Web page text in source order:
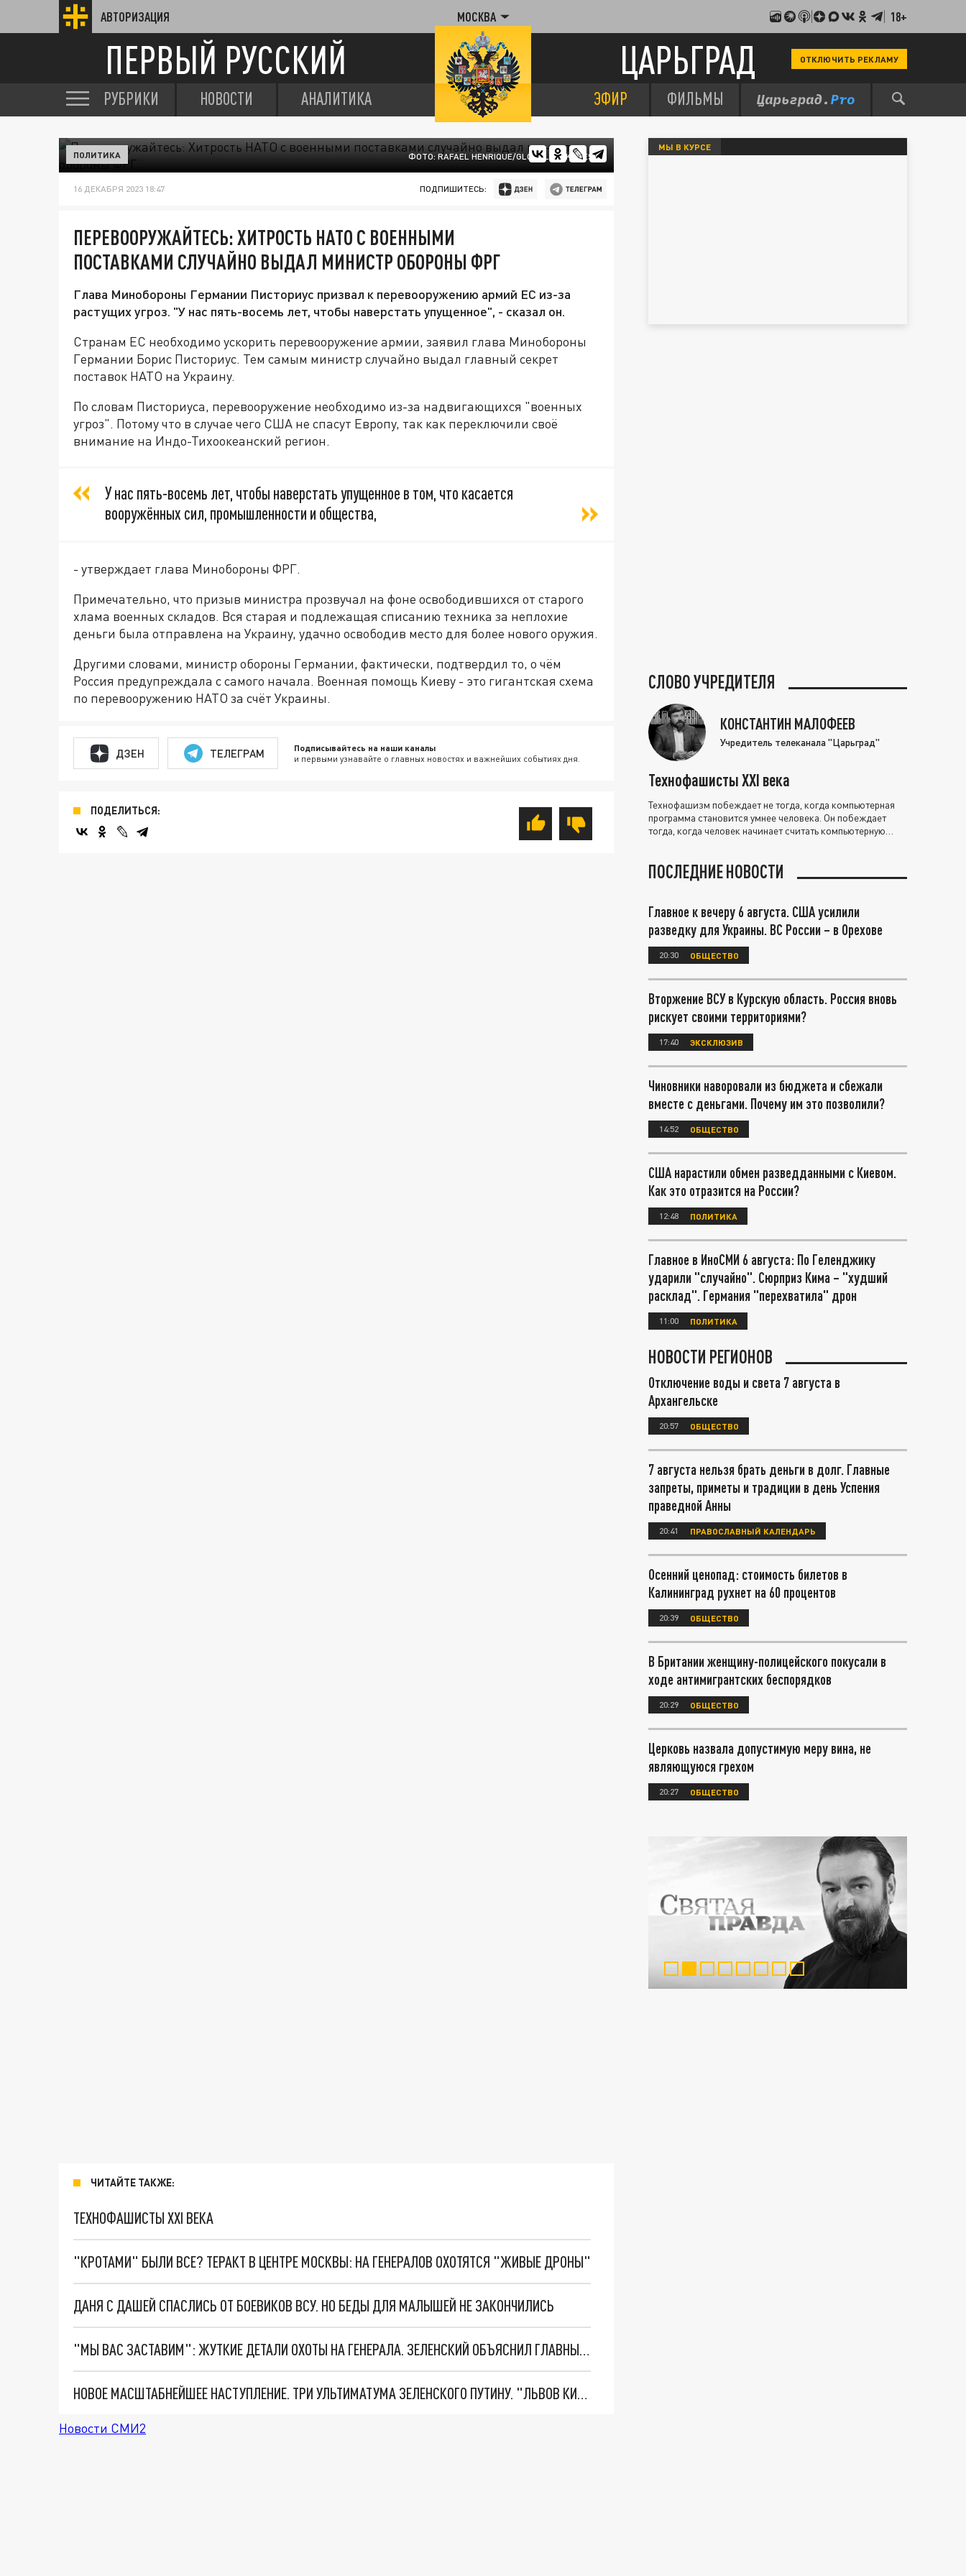
АВТОРИЗАЦИЯ МОСКВА 18+
ПЕРВЫЙ РУССКИЙ ЦАРЬГРАД ОТКЛЮЧИТЬ РЕКЛАМУ
РУБРИКИ НОВОСТИ АНАЛИТИКА ЭФИР ФИЛЬМЫ
ФОТО: RAFAEL HENRIQUE/GLOBALLOOKPRESS
ПОЛИТИКА
16 ДЕКАБРЯ 2023 18:47 ПОДПИШИТЕСЬ:
ПЕРЕВООРУЖАЙТЕСЬ: ХИТРОСТЬ НАТО С ВОЕННЫМИ
ПОСТАВКАМИ СЛУЧАЙНО ВЫДАЛ МИНИСТР ОБОРОНЫ ФРГ
Глава Минобороны Германии Писториус призвал к перевооружению армий ЕС из-за
растущих угроз. "У нас пять-восемь лет, чтобы наверстать упущенное", - сказал он.
Странам ЕС необходимо ускорить перевооружение армии, заявил глава Минобороны
Германии Борис Писториус. Тем самым министр случайно выдал главный секрет
поставок НАТО на Украину.
По словам Писториуса, перевооружение необходимо из-за надвигающихся "военных
угроз". Потому что в случае чего США не спасут Европу, так как переключили своё
внимание на Индо-Тихоокеанский регион.
У нас пять-восемь лет, чтобы наверстать упущенное в том, что касается
вооружённых сил, промышленности и общества,
- утверждает глава Минобороны ФРГ.
Примечательно, что призыв министра прозвучал на фоне освободившихся от старого
хлама военных складов. Вся старая и подлежащая списанию техника за неплохие
деньги была отправлена на Украину, удачно освободив место для более нового оружия.
Другими словами, министр обороны Германии, фактически, подтвердил то, о чём
Россия предупреждала с самого начала. Военная помощь Киеву - это гигантская схема
по перевооружению НАТО за счёт Украины.
ДЗЕН ТЕЛЕГРАМ Подписывайтесь на наши каналы
и первыми узнавайте о главных новостях и важнейших событиях дня.
ПОДЕЛИТЬСЯ:
ЧИТАЙТЕ ТАКЖЕ:
ТЕХНОФАШИСТЫ XXI ВЕКА
"КРОТАМИ" БЫЛИ ВСЕ? ТЕРАКТ В ЦЕНТРЕ МОСКВЫ: НА ГЕНЕРАЛОВ ОХОТЯТСЯ "ЖИВЫЕ ДРОНЫ"
ДАНЯ С ДАШЕЙ СПАСЛИСЬ ОТ БОЕВИКОВ ВСУ. НО БЕДЫ ДЛЯ МАЛЫШЕЙ НЕ ЗАКОНЧИЛИСЬ
"МЫ ВАС ЗАСТАВИМ": ЖУТКИЕ ДЕТАЛИ ОХОТЫ НА ГЕНЕРАЛА. ЗЕЛЕНСКИЙ ОБЪЯСНИЛ ГЛАВНЫЙ СМЫСЛ ТЕРАКТА В ЦЕНТРЕ МОСКВЫ
НОВОЕ МАСШТАБНЕЙШЕЕ НАСТУПЛЕНИЕ. ТРИ УЛЬТИМАТУМА ЗЕЛЕНСКОГО ПУТИНУ. "ЛЬВОВ КИМА" ПОСТАВЯТ НА ПВО? ГЛОБАЛЬНЫЙ ПРОРЫВ ПОД ЗАПОРОЖЬЕМ
Новости СМИ2
МЫ В КУРСЕ
СЛОВО УЧРЕДИТЕЛЯ
КОНСТАНТИН МАЛОФЕЕВ
Учредитель телеканала "Царьград"
Технофашисты XXI века
Технофашизм побеждает не тогда, когда компьютерная
программа становится умнее человека. Он побеждает
тогда, когда человек начинает считать компьютерную
ПОСЛЕДНИЕ НОВОСТИ
Главное к вечеру 6 августа. США усилили
разведку для Украины. ВС России – в Орехове
20:30 ОБЩЕСТВО
Вторжение ВСУ в Курскую область. Россия вновь
рискует своими территориями?
17:40 ЭКСКЛЮЗИВ
Чиновники наворовали из бюджета и сбежали
вместе с деньгами. Почему им это позволили?
14:52 ОБЩЕСТВО
США нарастили обмен разведданными с Киевом.
Как это отразится на России?
12:48 ПОЛИТИКА
Главное в ИноСМИ 6 августа: По Геленджику
ударили "случайно". Сюрприз Кима – "худший
расклад". Германия "перехватила" дрон
11:00 ПОЛИТИКА
НОВОСТИ РЕГИОНОВ
Отключение воды и света 7 августа в
Архангельске
20:57 ОБЩЕСТВО
7 августа нельзя брать деньги в долг. Главные
запреты, приметы и традиции в день Успения
праведной Анны
20:41 ПРАВОСЛАВНЫЙ КАЛЕНДАРЬ
Осенний ценопад: стоимость билетов в
Калининград рухнет на 60 процентов
20:39 ОБЩЕСТВО
В Британии женщину-полицейского покусали в
ходе антимигрантских беспорядков
20:29 ОБЩЕСТВО
Церковь назвала допустимую меру вина, не
являющуюся грехом
20:27 ОБЩЕСТВО